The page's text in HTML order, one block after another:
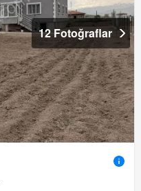
12 Fotoğraflar